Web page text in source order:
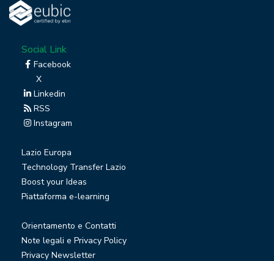
Social Link
Facebook
X
Linkedin
RSS
Instagram
Lazio Europa
Technology Transfer Lazio
Boost your Ideas
Piattaforma e-learning
Orientamento e Contatti
Note legali e Privacy Policy
Privacy Newsletter